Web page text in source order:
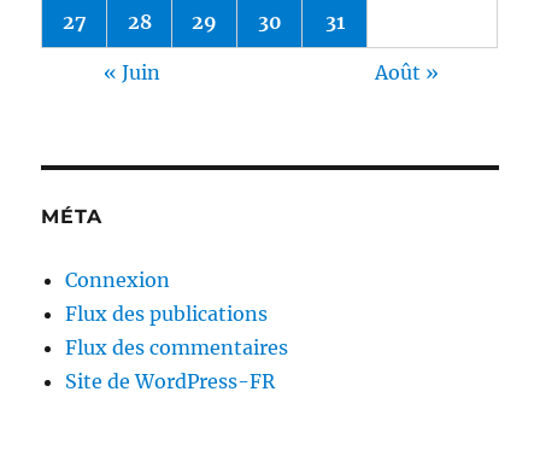
27 28 29 30 31
« Juin Août »
MÉTA
Connexion
Flux des publications
Flux des commentaires
Site de WordPress-FR